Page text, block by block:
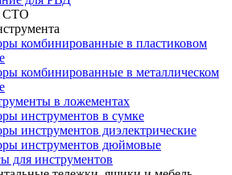
СТО
комбинированные в пластиковом
комбинированные в металлическом
в ложементах
инструментов в сумке
инструментов диэлектрические
инструментов дюймовые
для инструментов